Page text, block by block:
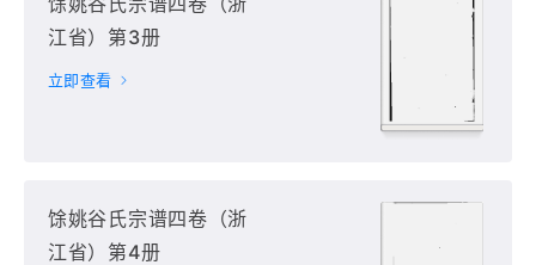
江省）第3册
立即查看
馀姚谷氏宗谱四卷（浙
江省）第4册